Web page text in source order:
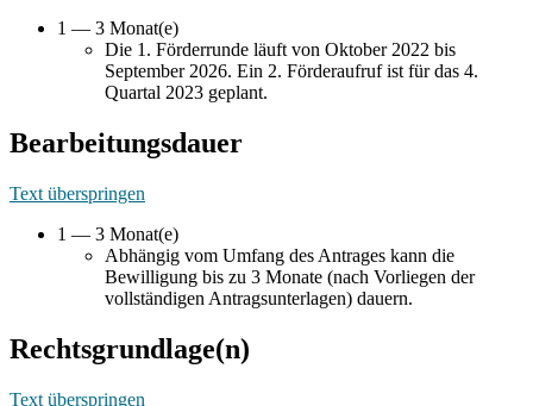
1 — 3 Monat(e)
Die 1. Förderrunde läuft von Oktober 2022 bis
September 2026. Ein 2. Förderaufruf ist für das 4.
Quartal 2023 geplant.
Bearbeitungsdauer
Text überspringen
1 — 3 Monat(e)
Abhängig vom Umfang des Antrages kann die
Bewilligung bis zu 3 Monate (nach Vorliegen der
vollständigen Antragsunterlagen) dauern.
Rechtsgrundlage(n)
Text überspringen